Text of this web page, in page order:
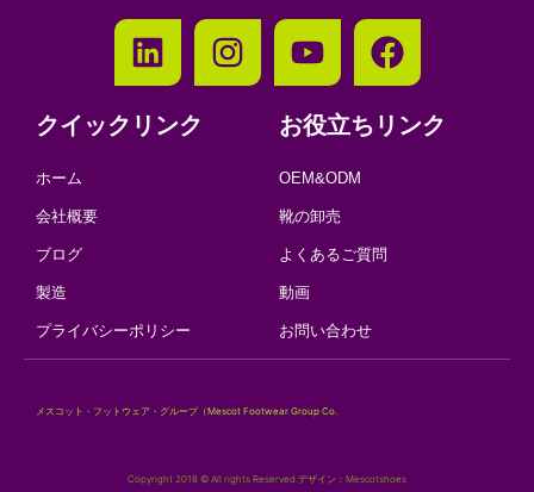
クイックリンク
ホーム
会社概要
ブログ
製造
プライバシーポリシー
お役立ちリンク
OEM&ODM
靴の卸売
よくあるご質問
動画
お問い合わせ
メスコット・フットウェア・グループ（Mescot Footwear Group Co.
Copyright 2018 © All rights Reserved.デザイン：Mescotshoes